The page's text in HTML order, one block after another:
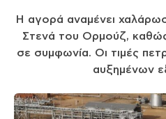
Η αγορά αναμένει
Στενά του Ορμούζ,
σε συμφωνία. Οι τιμές
αυξημένων